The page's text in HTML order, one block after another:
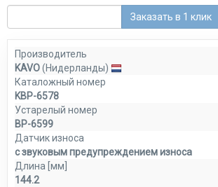
Заказать в 1 клик
Производитель
KAVO(Нидерланды)
Каталожный номер
KBP-6578
Устарелый номер
BP-6599
Датчик износа
с звуковым предупреждением износа
Длина [мм]
144.2